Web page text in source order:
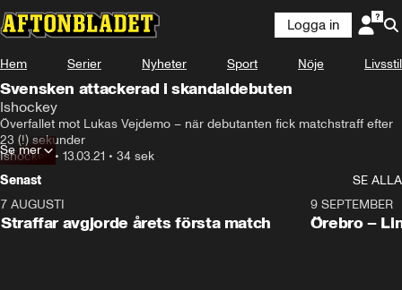
Logga in
Hem Serier Nyheter Sport Nöje Livsstil
Svensken attackerad i skandaldebuten
Ishockey
Överfallet mot Lukas Vejdemo – när debutanten fick matchstraff efter
23 (!) sekunder
Ishockey• 13.03.21 • 34 sek
Se mer
Senast
SE ALLA
7 AUGUSTI
Straffar avgjorde årets första match
Plus
9 SEPTEMBER
Örebro –